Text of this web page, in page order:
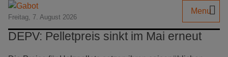
Freitag, 7. August 2026
Menu
DEPV: Pelletpreis sinkt im Mai erneut